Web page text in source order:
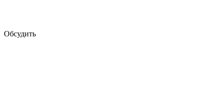
Обсудить